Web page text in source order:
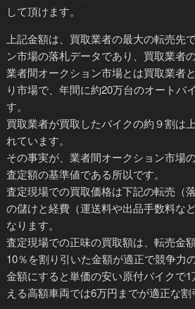
して頂けます。
上記金額は、買取業者の最大の転売先
ン市場の落札データであり、 買取業者
業者間オークション市場とは買取業者
り市場で、年間に約20万台のオートバ
す。
買取業者が買取したバイクの約９割は
れています。
その事実が、業者間オークション市場
査定額の基準値である所以です。
査定現場での買取価格は下記の転売（
の儲けと経費（運送料や出品手数料な
なります。
査定現場での正味の買取額は、転売金
10％を割り引いた金額が適正で競争力
金額にすると単価の安い原付バイクで
える高額車両では6万円までが適正な割